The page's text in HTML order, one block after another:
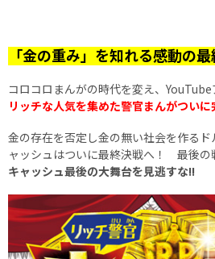
「金の重み」を知れる感動の最
コロコロまんがの時代を変え、
リッチな人気を集めた警官まんがついに
金の存在を否定し金の無い社会を作る
ャッシュはついに最終決戦へ！ 最後
キャッシュ最後の大舞台を見逃すな!!